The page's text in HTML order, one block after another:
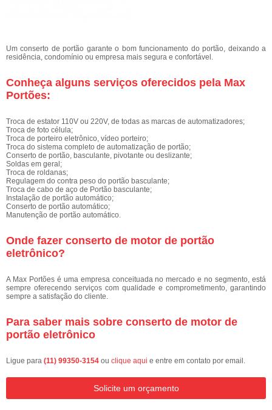
Um conserto de portão garante o bom funcionamento do portão, deixando a
residência, condomínio ou empresa mais segura e confortável.
Conheça alguns serviços oferecidos pela Max
Portões:
Troca de estator 110V ou 220V, de todas as marcas de automatizadores;
Troca de foto célula;
Troca de porteiro eletrônico, vídeo porteiro;
Troca do sistema completo de automatização de portão;
Conserto de portão, basculante, pivotante ou deslizante;
Soldas em geral;
Troca de roldanas;
Regulagem do contra peso do portão basculante;
Troca de cabo de aço de Portão basculante;
Instalação de portão automático;
Conserto de portão automático;
Manutenção de portão automático.
Onde fazer conserto de motor de portão
eletrônico?
A Max Portões é uma empresa conceituada no mercado e no segmento, está
sempre oferecendo serviços com qualidade e comprometimento, garantindo
sempre a satisfação do cliente.
Para saber mais sobre conserto de motor de
portão eletrônico
Ligue para (11) 99350-3154 ou clique aqui e entre em contato por email.
Solicite um orçamento